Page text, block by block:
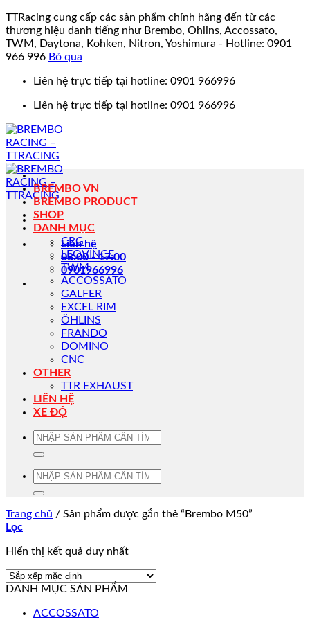
TTRacing cung cấp các sản phẩm chính hãng đến từ các
thương hiệu danh tiếng như Brembo, Ohlins, Accossato,
TWM, Daytona, Kohken, Nitron, Yoshimura - Hotline: 0901
966 996 Bỏ qua
Liên hệ trực tiếp tại hotline: 0901 966996
Liên hệ trực tiếp tại hotline: 0901 966996
Liên hệ
08:00 - 17:00
0901966996
BREMBO VN
BREMBO PRODUCT
SHOP
DANH MỤC
CRG
LEOVINCE
TWM
ACCOSSATO
GALFER
EXCEL RIM
ÖHLINS
FRANDO
DOMINO
CNC
OTHER
TTR EXHAUST
LIÊN HỆ
XE ĐỘ
Tìm
Tìm
Trang chủ / Sản phẩm được gắn thẻ “Brembo M50”
Lọc
Hiển thị kết quả duy nhất
DANH MỤC SẢN PHẨM
ACCOSSATO